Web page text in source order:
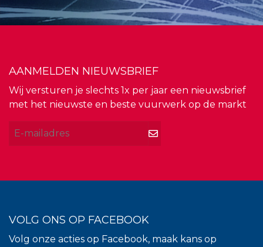
AANMELDEN NIEUWSBRIEF
Wij versturen je slechts 1x per jaar een nieuwsbrief
met het nieuwste en beste vuurwerk op de markt
VOLG ONS OP FACEBOOK
Volg onze acties op Facebook, maak kans op